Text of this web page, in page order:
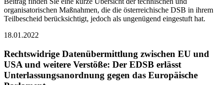
organisatorischen Maßnahmen, die die österreichische DSB in ihrem
Teilbescheid berücksichtigt, jedoch als ungenügend eingestuft hat.
18.01.2022
Rechtswidrige Datenübermittlung zwischen EU und
USA und weitere Verstöße: Der EDSB erlässt
Unterlassungsanordnung gegen das Europäische